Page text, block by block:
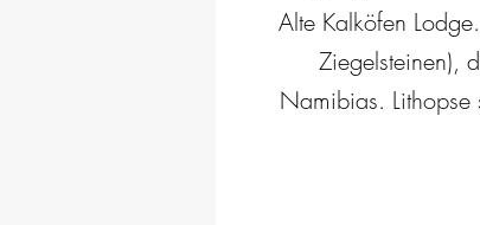
Alte Kalköfen
Ziegelsteinen),
Namibias. Lithopse